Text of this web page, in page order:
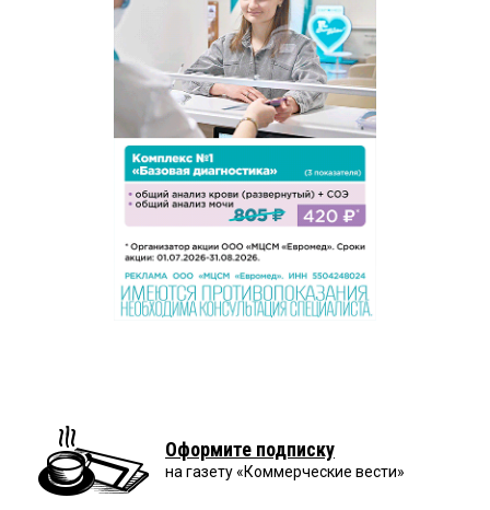
Оформите подписку
на газету «Коммерческие вести»